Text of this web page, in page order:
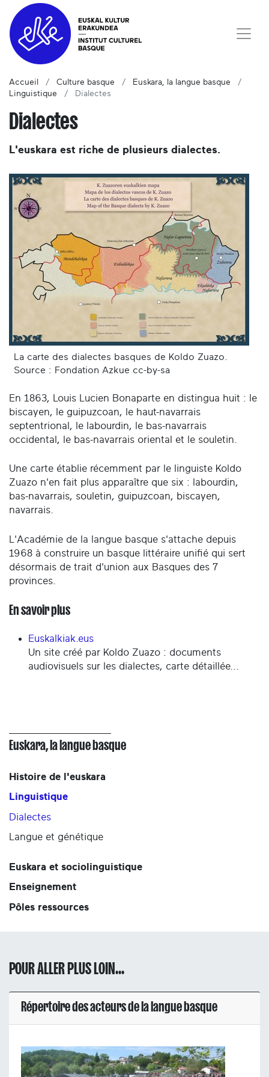
Accueil Culture basque
Euskara, la langue basque
Linguistique
Dialectes
Dialectes
L'euskara est riche de plusieurs dialectes.
La carte des dialectes basques de Koldo Zuazo.
Source : Fondation Azkue cc-by-sa
En 1863, Louis Lucien Bonaparte en distingua huit : le
biscayen, le guipuzcoan, le haut-navarrais
septentrional, le labourdin, le bas-navarrais
occidental, le bas-navarrais oriental et le souletin.
Une carte établie récemment par le linguiste Koldo
Zuazo n'en fait plus apparaître que six : labourdin,
bas-navarrais, souletin, guipuzcoan, biscayen,
navarrais.
L'Académie de la langue basque s'attache depuis
1968 à construire un basque littéraire unifié qui sert
désormais de trait d'union aux Basques des 7
provinces.
En savoir plus
Euskalkiak.eus
Un site créé par Koldo Zuazo : documents
audiovisuels sur les dialectes, carte détaillée...
Euskara, la langue basque
Histoire de l'euskara
Linguistique
Dialectes
Langue et génétique
Euskara et sociolinguistique
Enseignement
Pôles ressources
POUR ALLER PLUS LOIN...
Répertoire des acteurs de la langue basque